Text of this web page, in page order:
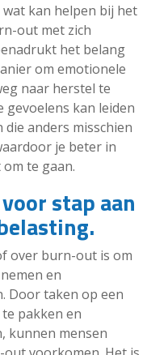
kan helpen bij het
out met zich
het belang
om emotionele
naar herstel te
gevoelens kan leiden
anders misschien
je beter in
te gaan.
stap aan
over burn-out is om
en
Door taken op een
pakken en
kunnen mensen